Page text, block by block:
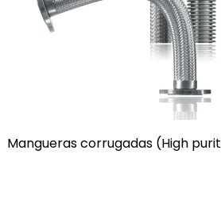
Mangueras corrugadas (High